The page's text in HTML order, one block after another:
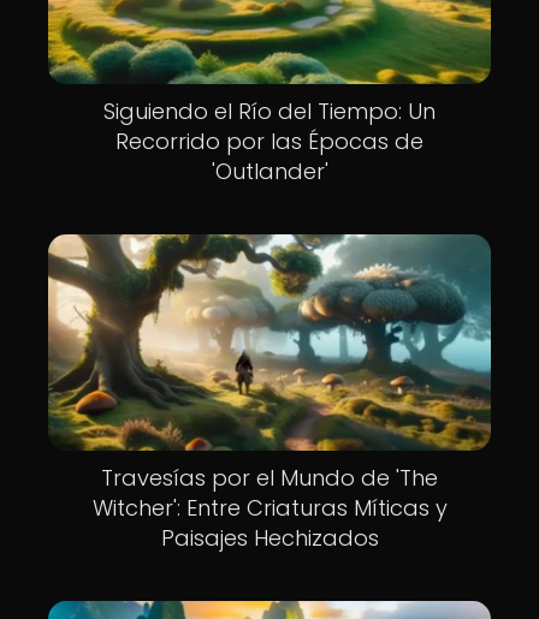
Siguiendo el Río del Tiempo: Un
Recorrido por las Épocas de
'Outlander'
Travesías por el Mundo de 'The
Witcher': Entre Criaturas Míticas y
Paisajes Hechizados